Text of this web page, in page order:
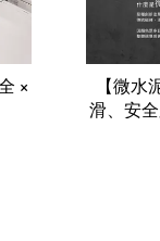
×
【微
滑、安